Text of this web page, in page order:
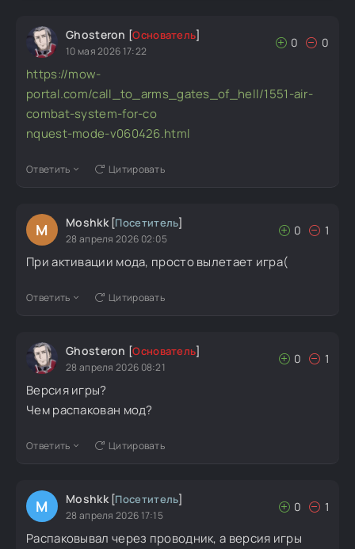
Ghosteron [Основатель]
10 мая 2026 17:22
0 0
https://mow-
portal.com/call_to_arms_gates_of_hell/1551-air-
combat-system-for-co
nquest-mode-v060426.html
Ответить Цитировать
M Moshkk [Посетитель]
28 апреля 2026 02:05
0 1
При активации мода, просто вылетает игра(
Ответить Цитировать
Ghosteron [Основатель]
28 апреля 2026 08:21
0 1
Версия игры?
Чем распакован мод?
Ответить Цитировать
M Moshkk [Посетитель]
28 апреля 2026 17:15
0 1
Распаковывал через проводник, а версия игры